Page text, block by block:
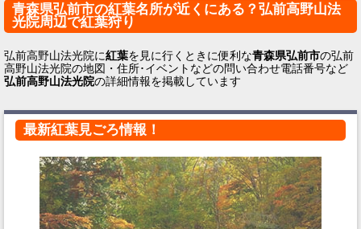
青森県弘前市の紅葉名所が近くにある？弘前高野山法
光院周辺で紅葉狩り
弘前高野山法光院に紅葉を見に行くときに便利な青森県弘前市の弘前
高野山法光院の地図・住所･イベントなどの問い合わせ電話番号など
弘前高野山法光院の詳細情報を掲載しています
最新紅葉見ごろ情報！